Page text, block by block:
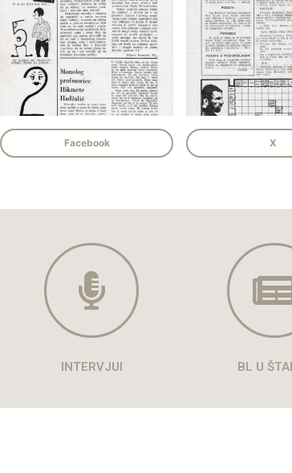
Facebook X
INTERVJUI BL U